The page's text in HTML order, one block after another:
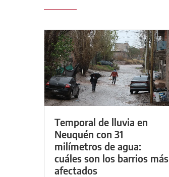
Temporal de lluvia en
Neuquén con 31
milímetros de agua:
cuáles son los barrios más
afectados